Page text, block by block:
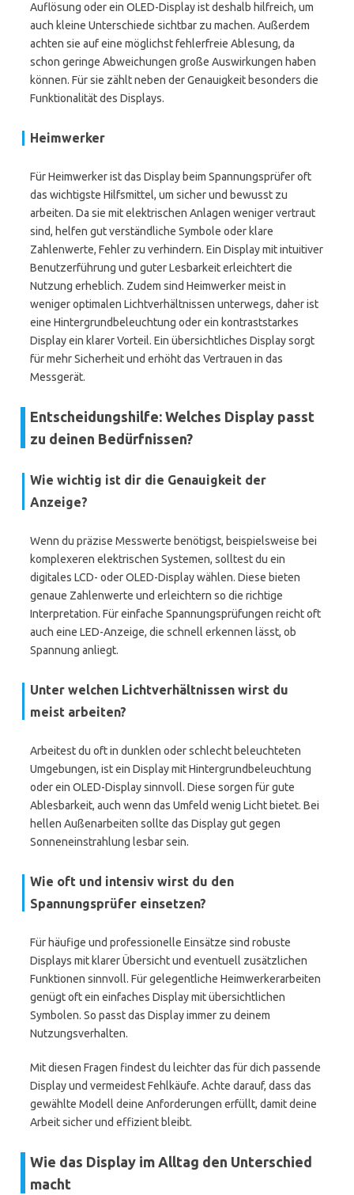
Auflösung oder ein OLED-Display ist deshalb hilfreich, um
auch kleine Unterschiede sichtbar zu machen. Außerdem
achten sie auf eine möglichst fehlerfreie Ablesung, da
schon geringe Abweichungen große Auswirkungen haben
können. Für sie zählt neben der Genauigkeit besonders die
Funktionalität des Displays.
Heimwerker
Für Heimwerker ist das Display beim Spannungsprüfer oft
das wichtigste Hilfsmittel, um sicher und bewusst zu
arbeiten. Da sie mit elektrischen Anlagen weniger vertraut
sind, helfen gut verständliche Symbole oder klare
Zahlenwerte, Fehler zu verhindern. Ein Display mit intuitiver
Benutzerführung und guter Lesbarkeit erleichtert die
Nutzung erheblich. Zudem sind Heimwerker meist in
weniger optimalen Lichtverhältnissen unterwegs, daher ist
eine Hintergrundbeleuchtung oder ein kontraststarkes
Display ein klarer Vorteil. Ein übersichtliches Display sorgt
für mehr Sicherheit und erhöht das Vertrauen in das
Messgerät.
Entscheidungshilfe: Welches Display passt
zu deinen Bedürfnissen?
Wie wichtig ist dir die Genauigkeit der
Anzeige?
Wenn du präzise Messwerte benötigst, beispielsweise bei
komplexeren elektrischen Systemen, solltest du ein
digitales LCD- oder OLED-Display wählen. Diese bieten
genaue Zahlenwerte und erleichtern so die richtige
Interpretation. Für einfache Spannungsprüfungen reicht oft
auch eine LED-Anzeige, die schnell erkennen lässt, ob
Spannung anliegt.
Unter welchen Lichtverhältnissen wirst du
meist arbeiten?
Arbeitest du oft in dunklen oder schlecht beleuchteten
Umgebungen, ist ein Display mit Hintergrundbeleuchtung
oder ein OLED-Display sinnvoll. Diese sorgen für gute
Ablesbarkeit, auch wenn das Umfeld wenig Licht bietet. Bei
hellen Außenarbeiten sollte das Display gut gegen
Sonneneinstrahlung lesbar sein.
Wie oft und intensiv wirst du den
Spannungsprüfer einsetzen?
Für häufige und professionelle Einsätze sind robuste
Displays mit klarer Übersicht und eventuell zusätzlichen
Funktionen sinnvoll. Für gelegentliche Heimwerkerarbeiten
genügt oft ein einfaches Display mit übersichtlichen
Symbolen. So passt das Display immer zu deinem
Nutzungsverhalten.
Mit diesen Fragen findest du leichter das für dich passende
Display und vermeidest Fehlkäufe. Achte darauf, dass das
gewählte Modell deine Anforderungen erfüllt, damit deine
Arbeit sicher und effizient bleibt.
Wie das Display im Alltag den Unterschied
macht